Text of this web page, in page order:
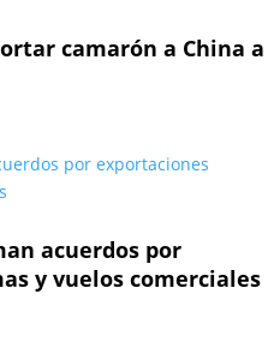
camarón a China a
acuerdos por
y vuelos comerciales